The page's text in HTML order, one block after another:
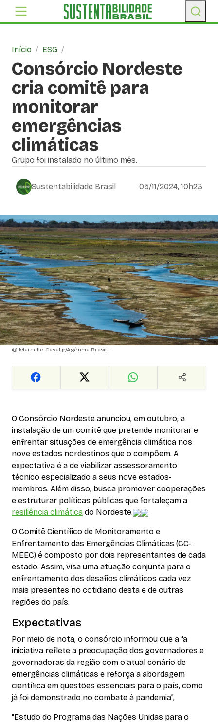
Início / ESG /
Consórcio Nordeste
cria comitê para
monitorar
emergências
climáticas
Grupo foi instalado no último mês.
Sustentabilidade Brasil 05/11/2024, 10h23
© Marcello Casal jr/Agência Brasil -
O Consórcio Nordeste anunciou, em outubro, a
instalação de um comitê que pretende monitorar e
enfrentar situações de emergência climática nos
nove estados nordestinos que o compõem. A
expectativa é a de viabilizar assessoramento
técnico especializado a seus nove estados-
membros. Além disso, busca promover cooperações
e estruturar políticas públicas que fortaleçam a
resiliência climática do Nordeste.
O Comitê Científico de Monitoramento e
Enfrentamento das Emergências Climáticas (CC-
MEEC) é composto por dois representantes de cada
estado. Assim, visa uma atuação conjunta para o
enfrentamento dos desafios climáticos cada vez
mais presentes no cotidiano desta e de outras
regiões do país.
Expectativas
Por meio de nota, o consórcio informou que a “a
iniciativa reflete a preocupação dos governadores e
governadoras da região com o atual cenário de
emergências climáticas e reforça a abordagem
científica em questões essenciais para o país, como
já foi demonstrado no combate à pandemia”,
“Estudo do Programa das Nações Unidas para o